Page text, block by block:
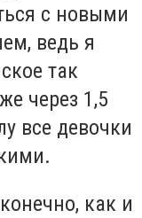
с новыми
ведь я
так
через 1,5
все девочки
как и